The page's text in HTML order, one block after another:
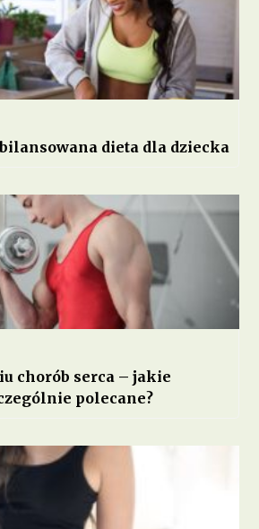
dieta dla dziecka
chorób serca – jakie
polecane?